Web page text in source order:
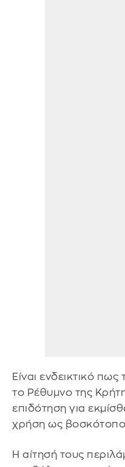
Είναι ενδεικτικό
το Ρέθυμνο της
επιδότηση για
χρήση ως
Η αίτησή τους